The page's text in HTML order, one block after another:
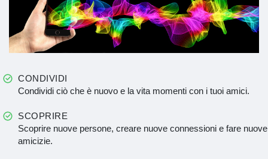
CONDIVIDI
Condividi ciò che è nuovo e la vita momenti con i tuoi amici.
SCOPRIRE
Scoprire nuove persone, creare nuove connessioni e fare nuove
amicizie.